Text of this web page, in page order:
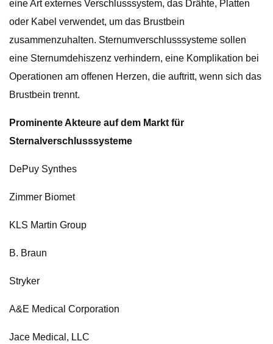
eine Art externes Verschlusssystem, das Drähte, Platten
oder Kabel verwendet, um das Brustbein
zusammenzuhalten. Sternumverschlusssysteme sollen
eine Sternumdehiszenz verhindern, eine Komplikation bei
Operationen am offenen Herzen, die auftritt, wenn sich das
Brustbein trennt.
Prominente Akteure auf dem Markt für
Sternalverschlusssysteme
DePuy Synthes
Zimmer Biomet
KLS Martin Group
B. Braun
Stryker
A&E Medical Corporation
Jace Medical, LLC